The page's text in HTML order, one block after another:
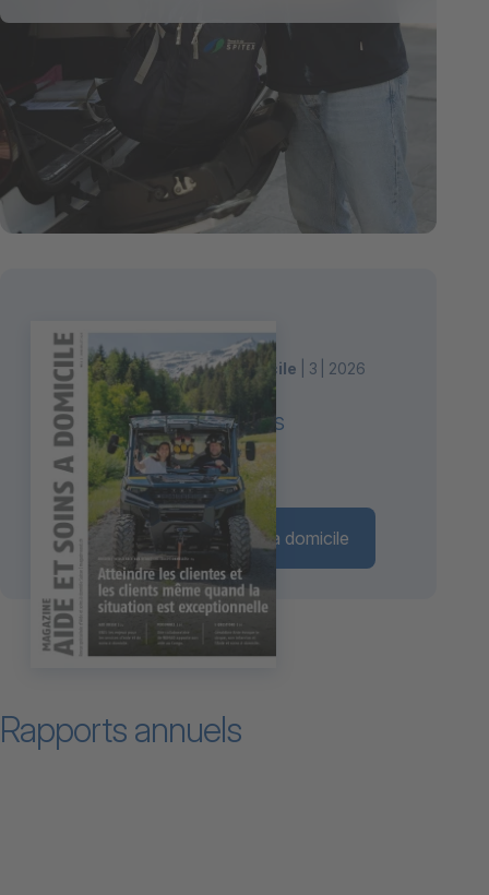
L'ASD face aux situations
exceptionnelles
Magazine Aide et soins à domicile 3 2026
Magazine Aide et soins à domicile
Rapports annuels